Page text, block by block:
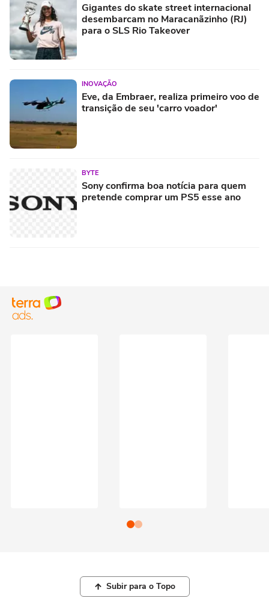
Gigantes do skate street internacional
desembarcam no Maracanãzinho (RJ)
para o SLS Rio Takeover
INOVAÇÃO
Eve, da Embraer, realiza primeiro voo de
transição de seu 'carro voador'
BYTE
Sony confirma boa notícia para quem
pretende comprar um PS5 esse ano
Subir para o Topo